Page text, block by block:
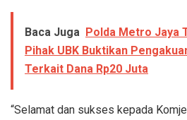
Baca Juga Polda Metro Jaya
Pihak UBK Buktikan
Terkait Dana Rp20 Juta
“Selamat dan sukses kepada